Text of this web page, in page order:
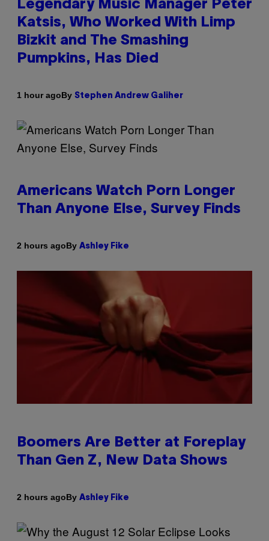
Legendary Music Manager Peter
Katsis, Who Worked With Limp
Bizkit and The Smashing
Pumpkins, Has Died
1 hour agoBy Stephen Andrew Galiher
Americans Watch Porn Longer
Than Anyone Else, Survey Finds
2 hours agoBy Ashley Fike
Boomers Are Better at Foreplay
Than Gen Z, New Data Shows
2 hours agoBy Ashley Fike